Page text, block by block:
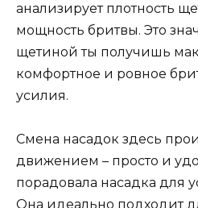
анализирует плотность
мощность бритвы. Это
щетиной ты получишь
комфортное и ровное
усилия.
Смена насадок здесь
движением – просто и
порадовала насадка для
Она идеально подходит